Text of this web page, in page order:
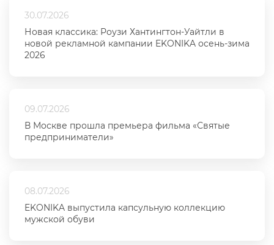
30.07.2026
Новая классика: Роузи Хантингтон-Уайтли в
новой рекламной кампании EKONIKA осень-зима
2026
09.07.2026
В Москве прошла премьера фильма «Святые
предприниматели»
08.07.2026
EKONIKA выпустила капсульную коллекцию
мужской обуви